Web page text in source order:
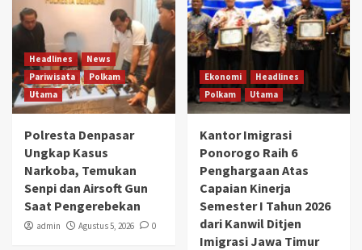
Headlines
News
Pariwisata
Polkam
Utama
Polresta Denpasar
Ungkap Kasus
Narkoba, Temukan
Senpi dan Airsoft Gun
Saat Pengerebekan
admin Agustus 5, 2026 0
Ekonomi
Headlines
Polkam
Utama
Kantor Imigrasi
Ponorogo Raih 6
Penghargaan Atas
Capaian Kinerja
Semester I Tahun 2026
dari Kanwil Ditjen
Imigrasi Jawa Timur